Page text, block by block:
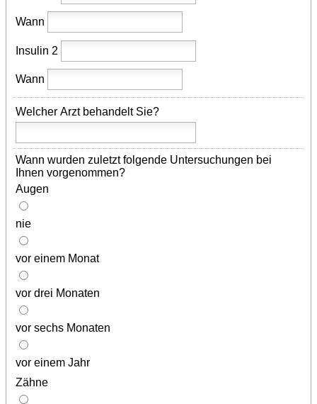
Wann
Insulin 2
Wann
Welcher Arzt behandelt Sie?
Wann wurden zuletzt folgende Untersuchungen bei
Ihnen vorgenommen?
Augen
nie
vor einem Monat
vor drei Monaten
vor sechs Monaten
vor einem Jahr
Zähne